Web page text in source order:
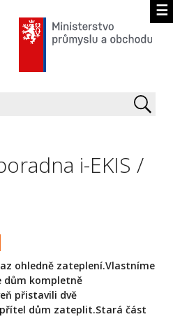
☰
i-EKIS /
ohledně zateplení.Vlastníme
dům kompletně
přistavili dvě
dům zateplit.Stará část